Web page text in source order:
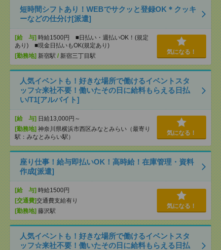
短時間シフトあり！WEBでサクッと登録OK＊クッキ
ーなどの仕分け[派遣]
[給 与] 時給1500円 ■日払い・週払いOK！(規定
あり) ■現金日払いもOK(規定あり)
[勤務地] 新宿駅 / 新宿三丁目駅
気になる！
人気イベントも！好きな場所で働けるイベントスタ
ッフ☆来社不要！働いたその日に給料もらえる日払
い/T1[アルバイト]
[給 与] 日給13,000円～
[勤務地] 神奈川県横浜市西区みなとみらい（最寄り
駅：みなとみらい駅）
気になる！
座り仕事！給与即払いOK！高時給！在庫管理・資料
作成[派遣]
[給 与] 時給1500円
[交通費]交通費支給有り
[勤務地] 藤沢駅
気になる！
人気イベントも！好きな場所で働けるイベントスタ
ッフ☆来社不要！働いたその日に給料もらえる日払